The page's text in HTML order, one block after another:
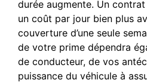
durée augmente. Un
un coût par jour bien plus
couverture d’une seule
de votre prime dépendra
de conducteur, de vos
puissance du véhicule à